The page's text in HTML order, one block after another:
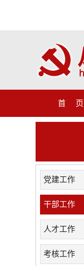
首 页
党建工作
干部工作
人才工作
考核工作